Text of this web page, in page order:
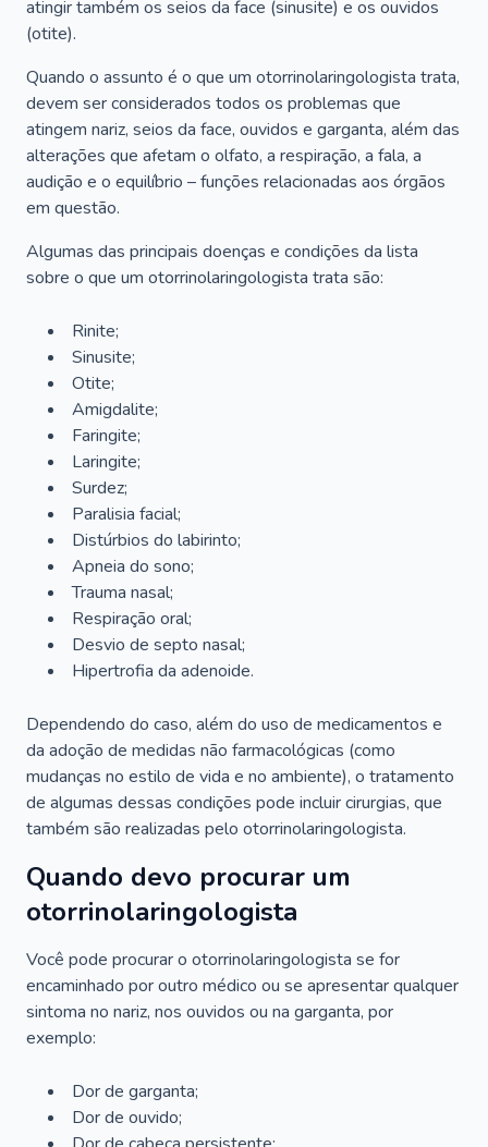
atingir também os seios da face (sinusite) e os ouvidos
(otite).
Quando o assunto é o que um otorrinolaringologista trata,
devem ser considerados todos os problemas que
atingem nariz, seios da face, ouvidos e garganta, além das
alterações que afetam o olfato, a respiração, a fala, a
audição e o equilíbrio – funções relacionadas aos órgãos
em questão.
Algumas das principais doenças e condições da lista
sobre o que um otorrinolaringologista trata são:
Rinite;
Sinusite;
Otite;
Amigdalite;
Faringite;
Laringite;
Surdez;
Paralisia facial;
Distúrbios do labirinto;
Apneia do sono;
Trauma nasal;
Respiração oral;
Desvio de septo nasal;
Hipertrofia da adenoide.
Dependendo do caso, além do uso de medicamentos e
da adoção de medidas não farmacológicas (como
mudanças no estilo de vida e no ambiente), o tratamento
de algumas dessas condições pode incluir cirurgias, que
também são realizadas pelo otorrinolaringologista.
Quando devo procurar um
otorrinolaringologista
Você pode procurar o otorrinolaringologista se for
encaminhado por outro médico ou se apresentar qualquer
sintoma no nariz, nos ouvidos ou na garganta, por
exemplo:
Dor de garganta;
Dor de ouvido;